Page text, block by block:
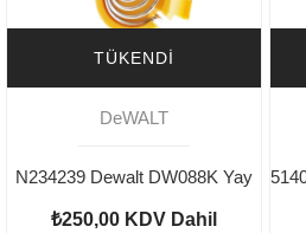
TÜKENDI
DeWALT
N234239 Dewalt DW088K Yay
₺250,00 KDV Dahil